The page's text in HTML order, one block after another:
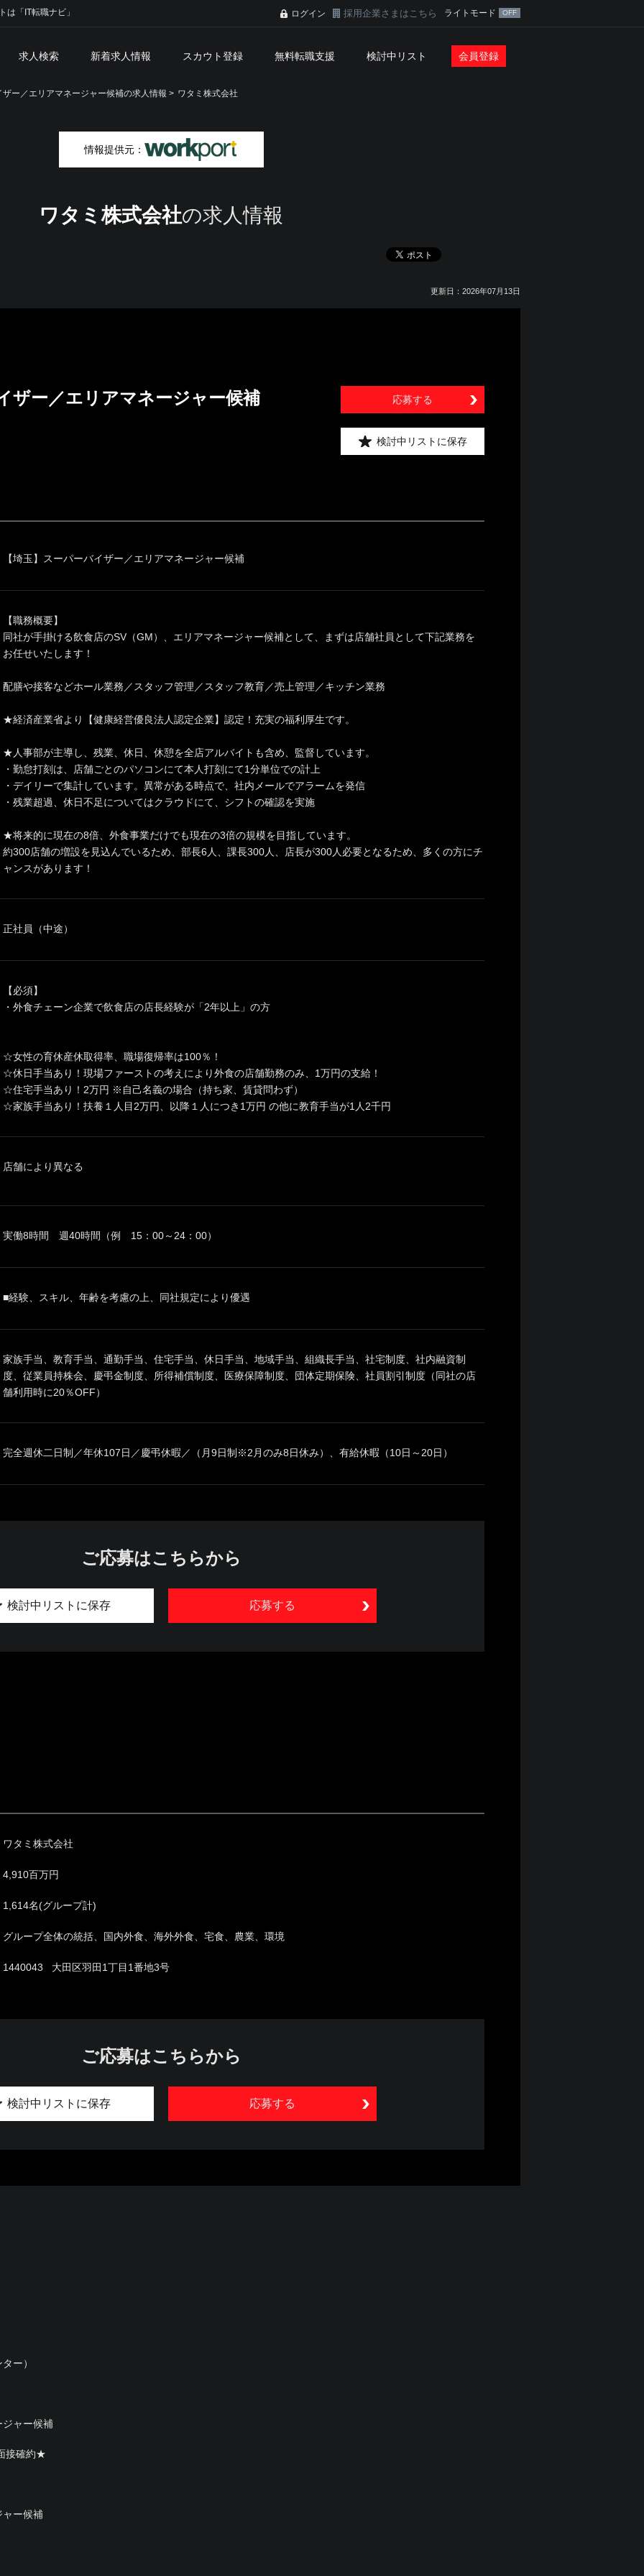
は「IT転職ナビ」 ログイン 採用企業さまはこちら ライトモード
求人検索 新着求人情報 スカウト登録 無料転職支援 検討中リスト 会員登録
ー／エリアマネージャー候補の求人情報 > ワタミ株式会社
情報提供元：
ワタミ株式会社の求人情報
更新日：2026年07月13日
ザー／エリアマネージャー候補 応募する
検討中リストに保存
【埼玉】スーパーバイザー／エリアマネージャー候補
【職務概要】
同社が手掛ける飲食店のSV（GM）、エリアマネージャー候補として、まずは店舗社員として下記業務を
お任せいたします！
配膳や接客などホール業務／スタッフ管理／スタッフ教育／売上管理／キッチン業務
★経済産業省より【健康経営優良法人認定企業】認定！充実の福利厚生です。
★人事部が主導し、残業、休日、休憩を全店アルバイトも含め、監督しています。
・勤怠打刻は、店舗ごとのパソコンにて本人打刻にて1分単位での計上
・デイリーで集計しています。異常がある時点で、社内メールでアラームを発信
・残業超過、休日不足についてはクラウドにて、シフトの確認を実施
★将来的に現在の8倍、外食事業だけでも現在の3倍の規模を目指しています。
約300店舗の増設を見込んでいるため、部長6人、課長300人、店長が300人必要となるため、多くの方にチ
ャンスがあります！
正社員（中途）
【必須】
・外食チェーン企業で飲食店の店長経験が「2年以上」の方
☆女性の育休産休取得率、職場復帰率は100％！
☆休日手当あり！現場ファーストの考えにより外食の店舗勤務のみ、1万円の支給！
☆住宅手当あり！2万円 ※自己名義の場合（持ち家、賃貸問わず）
☆家族手当あり！扶養１人目2万円、以降１人につき1万円 の他に教育手当が1人2千円
店舗により異なる
実働8時間 週40時間（例 15：00～24：00）
■経験、スキル、年齢を考慮の上、同社規定により優遇
家族手当、教育手当、通勤手当、住宅手当、休日手当、地域手当、組織長手当、社宅制度、社内融資制
度、従業員持株会、慶弔金制度、所得補償制度、医療保障制度、団体定期保険、社員割引制度（同社の店
舗利用時に20％OFF）
完全週休二日制／年休107日／慶弔休暇／（月9日制※2月のみ8日休み）、有給休暇（10日～20日）
ご応募はこちらから
応募する
検討中リストに保存
ワタミ株式会社
4,910百万円
1,614名(グループ計)
グループ全体の統括、国内外食、海外外食、宅食、農業、環境
1440043 大田区羽田1丁目1番地3号
ご応募はこちらから
応募する
検討中リストに保存
ー）
ジャー候補
接確約★
ャー候補